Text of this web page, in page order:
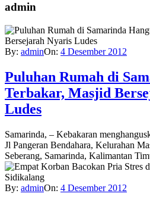
admin
By: adminOn: 4 Desember 2012
Puluhan Rumah di
Terbakar, Masjid
Ludes
Samarinda, – Kebakaran
Jl Pangeran Bendahara, Kelurahan
Seberang, Samarinda, Kalimantan
By: adminOn: 4 Desember 2012